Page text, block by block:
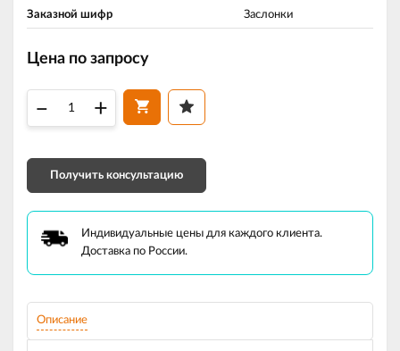
Заказной шифр Заслонки
Цена по запросу
– +
Получить консультацию
Индивидуальные цены для каждого клиента.
Доставка по России.
Описание